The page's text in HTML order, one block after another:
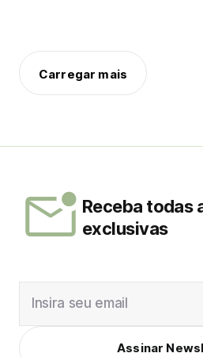
Carregar mais
Receba todas
exclusivas
Insira seu email
Assinar